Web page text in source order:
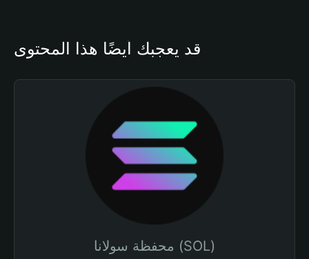
قد يعجبك أيضًا هذا المحتوى
محفظة سولانا (SOL)